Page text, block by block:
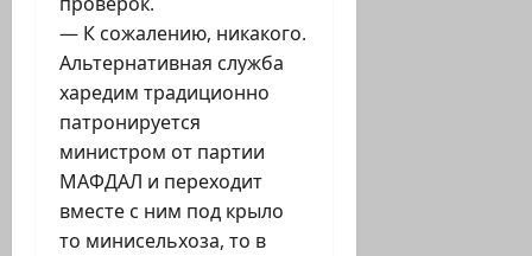
— К сожалению, никакого.
Альтернативная служба
харедим традиционно
патронируется
министром от партии
МАФДАЛ и переходит
вместе с ним под крыло
то минисельхоза, то в